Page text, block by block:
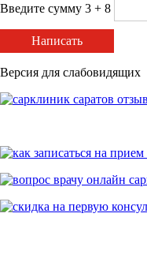
Введите сумму 3 + 8
Написать
Версия для слабовидящих